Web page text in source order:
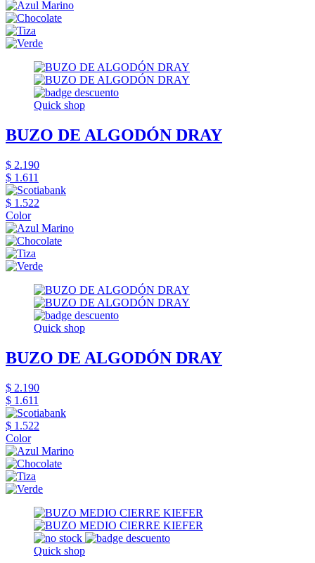
Quick shop
BUZO DE ALGODÓN DRAY
$ 2.190
$ 1.611
$ 1.522
Color
Quick shop
BUZO DE ALGODÓN DRAY
$ 2.190
$ 1.611
$ 1.522
Color
Quick shop